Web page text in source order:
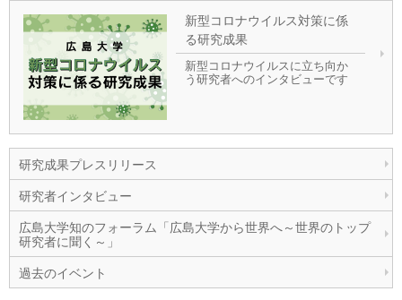
新型コロナウイルス対策に係
る研究成果
新型コロナウイルスに立ち向か
う研究者へのインタビューです
研究成果プレスリリース
研究者インタビュー
広島大学知のフォーラム「広島大学から世界へ～世界のトップ
研究者に聞く～」
過去のイベント